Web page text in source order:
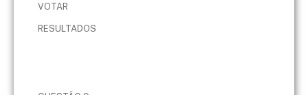
VOTAR
RESULTADOS